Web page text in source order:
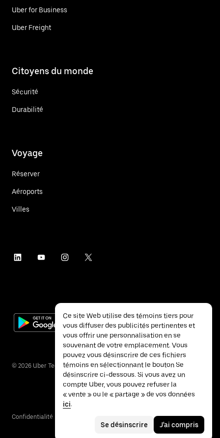
Uber for Business
Uber Freight
Citoyens du monde
Sécurité
Durabilité
Voyage
Réserver
Aéroports
Villes
© 2026 Uber Technologies inc.
Confidentialité
Ce site Web utilise des témoins tiers pour
vous diffuser des publicités pertinentes et
vous offrir une personnalisation en se
souvenant de votre emplacement. Vous
pouvez vous désinscrire de ces fichiers
témoins en sélectionnant le bouton Se
désinscrire ci-dessous. Si vous avez un
compte Uber, vous pouvez refuser la
« vente » ou le « partage » de vos données
ici.
Se désinscrire J'ai compris